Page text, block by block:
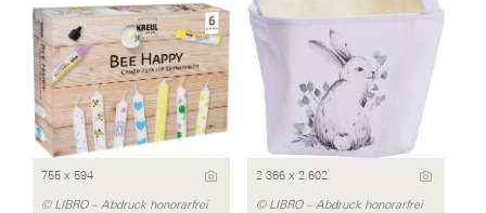
755 x 594
© LIBRO – Abdruck honorarfrei
2 366 x 2 602
© LIBRO – Abdruck honorarfrei